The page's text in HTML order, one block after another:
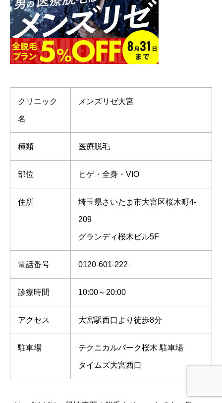
クリニック
名
メンズリゼ大宮
種類 医療脱毛
部位 ヒゲ・全身・VIO
住所 埼玉県さいたま市大宮区桜木町4-
209
グランディ桜木ビル5F
電話番号 0120-601-222
診療時間 10:00～20:00
アクセス 大宮駅西口より徒歩8分
駐車場 テクニカルパーク桜木 駐車場
タイムズ大宮西口